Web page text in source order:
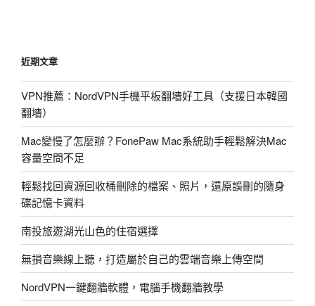
近期文章
VPN推薦：NordVPN手機平板翻墻好工具（支援日本韓國
翻墻）
Mac變慢了怎麼辦？FonePaw Mac系統助手輕鬆解決Mac
容量空間不足
輕鬆找回資源回收桶刪除的檔案、照片，還原誤刪的隨身
碟記憶卡資料
南投旅遊湖光山色的住宿選擇
無損音樂線上聽，打造屬於自己的雲端音樂上傳空間
NordVPN一鍵翻牆軟體，電腦手機翻牆教學